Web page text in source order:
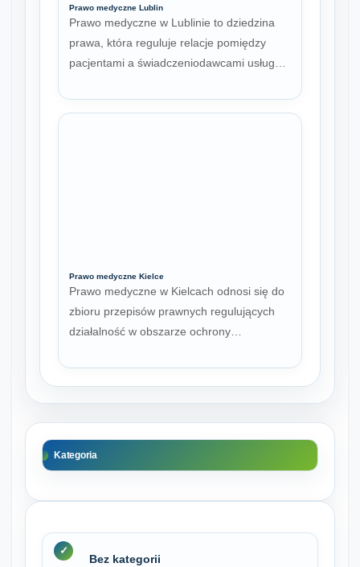
Prawo medyczne Lublin
Prawo medyczne w Lublinie to dziedzina
prawa, która reguluje relacje pomiędzy
pacjentami a świadczeniodawcami usług…
Prawo medyczne Kielce
Prawo medyczne w Kielcach odnosi się do
zbioru przepisów prawnych regulujących
działalność w obszarze ochrony…
Kategoria
Bez kategorii